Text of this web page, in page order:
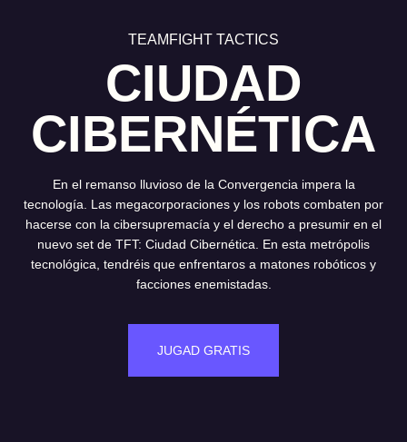
TEAMFIGHT TACTICS
CIUDAD
CIBERNÉTICA
En el remanso lluvioso de la Convergencia impera la
tecnología. Las megacorporaciones y los robots combaten por
hacerse con la cibersupremacía y el derecho a presumir en el
nuevo set de TFT: Ciudad Cibernética. En esta metrópolis
tecnológica, tendréis que enfrentaros a matones robóticos y
facciones enemistadas.
JUGAD GRATIS